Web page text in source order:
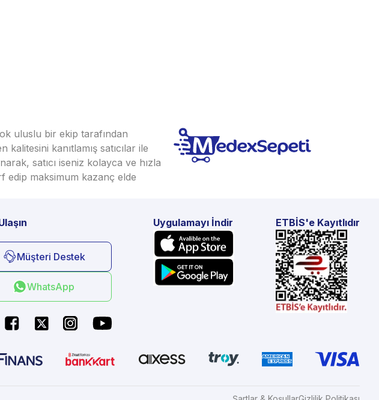
uluslu bir ekip tarafından
kanıtlamış satıcılar ile
satıcı iseniz kolayca ve hızla
edip maksimum kazanç elde
Müşteri Destek
WhatsApp
Uygulamayı İndir ETBİS'e Kayıtlıdır